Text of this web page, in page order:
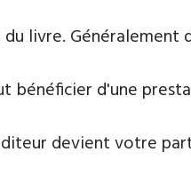
livre. Généralement
bénéficier d'une
devient votre